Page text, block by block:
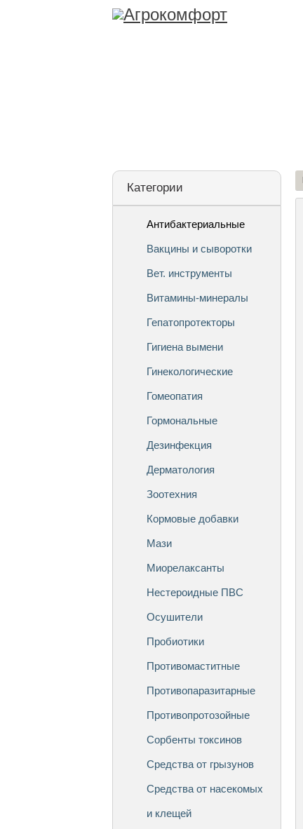
Категории
Антибактериальные
Вакцины и сыворотки
Вет. инструменты
Витамины-минералы
Гепатопротекторы
Гигиена вымени
Гинекологические
Гомеопатия
Гормональные
Дезинфекция
Дерматология
Зоотехния
Кормовые добавки
Мази
Миорелаксанты
Нестероидные ПВС
Осушители
Пробиотики
Противомаститные
Противопаразитарные
Противопротозойные
Сорбенты токсинов
Средства от грызунов
Средства от насекомых
и клещей